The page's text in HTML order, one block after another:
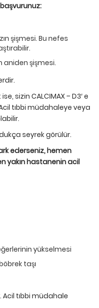
şişmesi. Bu nefes
aniden şişmesi.
sizin CALCIMAX – D3′ e
tıbbi müdahaleye veya
seyrek görülür.
ederseniz, hemen
yakın hastanenin acil
yükselmesi
taşı
Acil tıbbi müdahale